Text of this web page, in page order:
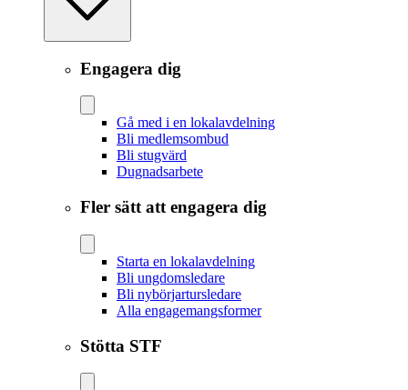
Engagera dig
Gå med i en lokalavdelning
Bli medlemsombud
Bli stugvärd
Dugnadsarbete
Fler sätt att engagera dig
Starta en lokalavdelning
Bli ungdomsledare
Bli nybörjartursledare
Alla engagemangsformer
Stötta STF